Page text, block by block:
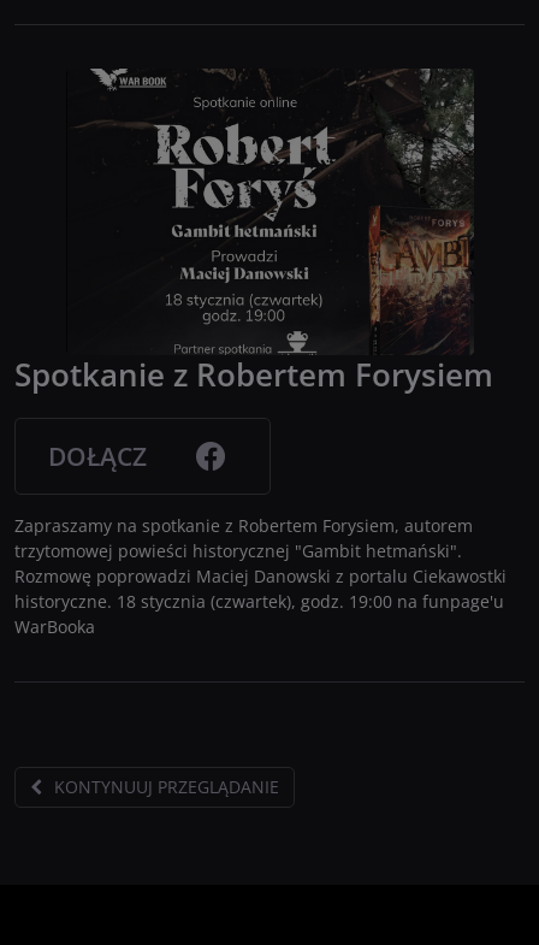
Spotkanie z Robertem Forysiem
DOŁĄCZ
Zapraszamy na spotkanie z Robertem Forysiem, autorem
trzytomowej powieści historycznej "Gambit hetmański".
Rozmowę poprowadzi Maciej Danowski z portalu Ciekawostki
historyczne. 18 stycznia (czwartek), godz. 19:00 na funpage'u
WarBooka
KONTYNUUJ PRZEGLĄDANIE